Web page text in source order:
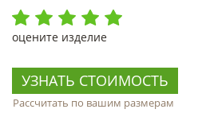
оцените изделие
УЗНАТЬ СТОИМОСТЬ
Рассчитать по вашим размерам